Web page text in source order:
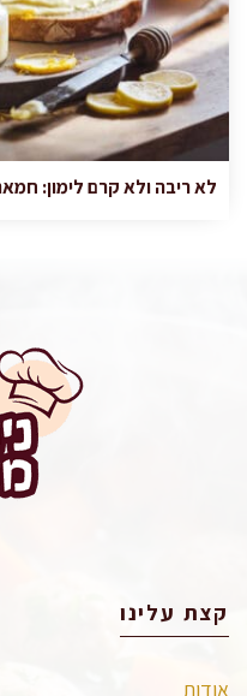
לא ריבה ולא קרם לימון:
קצת עלינו
אודות